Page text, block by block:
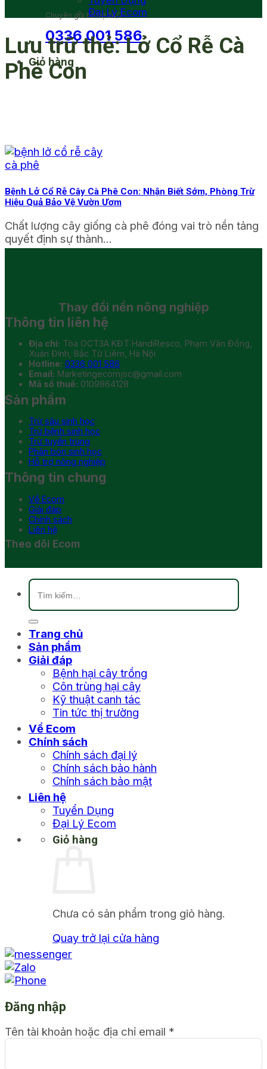
Chuyên gia hỗ trợ 24/7
0336 001 586
Giỏ hàng
Đại Lý Ecom
Lưu trữ thẻ:Lở Cổ Rễ Cà
Phê Con
Bệnh Lở Cổ Rễ Cây Cà Phê Con: Nhận Biết Sớm, Phòng Trừ
Hiệu Quả Bảo Vệ Vườn Ươm
Chất lượng cây giống cà phê đóng vai trò nền tảng
quyết định sự thành...
Thay đổi nền nông nghiệp
Thông tin liên hệ
Địa chỉ: Tòa OCT3A KĐT HandiResco, Phạm Văn Đồng,
Xuân Đỉnh, Bắc Từ Liêm, Hà Nội
Hotline: 0336 001 586
Email: Marketingecomjsc@gmail.com
Mã số thuế: 0109864128
Sản phẩm
Trừ sâu sinh học
Trừ bệnh sinh học
Trừ tuyến trùng
Phân bón sinh học
Hỗ trợ nông nghiệp
Thông tin chung
Về Ecom
Giải đáp
Chính sách
Liên hệ
Theo dõi Ecom
Tìm
kiếm:
Trang chủ
Sản phẩm
Giải đáp
Bệnh hại cây trồng
Côn trùng hại cây
Kỹ thuật canh tác
Tin tức thị trường
Về Ecom
Chính sách
Chính sách đại lý
Chính sách bảo hành
Chính sách bảo mật
Liên hệ
Tuyển Dụng
Đại Lý Ecom
Giỏ hàng
Chưa có sản phẩm trong giỏ hàng.
Quay trở lại cửa hàng
Đăng nhập
Tên tài khoản hoặc địa chỉ email *